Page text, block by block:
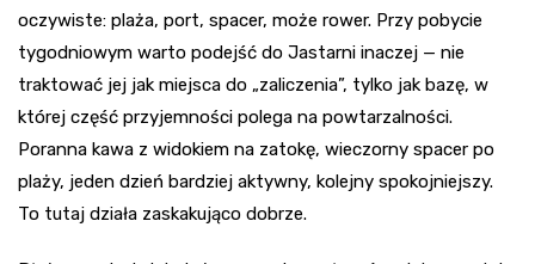
oczywiste: plaża, port, spacer, może rower. Przy pobycie
tygodniowym warto podejść do Jastarni inaczej — nie
traktować jej jak miejsca do „zaliczenia”, tylko jak bazę, w
której część przyjemności polega na powtarzalności.
Poranna kawa z widokiem na zatokę, wieczorny spacer po
plaży, jeden dzień bardziej aktywny, kolejny spokojniejszy.
To tutaj działa zaskakująco dobrze.